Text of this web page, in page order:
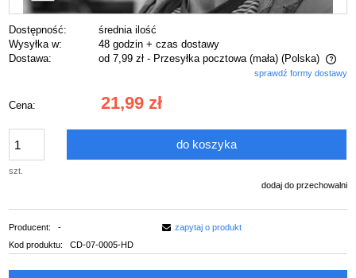
Dostępność:
średnia ilość
Wysyłka w:
48 godzin + czas dostawy
Dostawa:
od 7,99 zł - Przesyłka pocztowa (mała) (Polska)
Cena nie zawiera ewentualnych kosztów płatnościsprawdź formy dostawy
Cena: 21,99 zł
szt.
do koszyka
dodaj do przechowalni
Producent:
-
Kod produktu:
CD-07-0005-HD
zapytaj o produkt